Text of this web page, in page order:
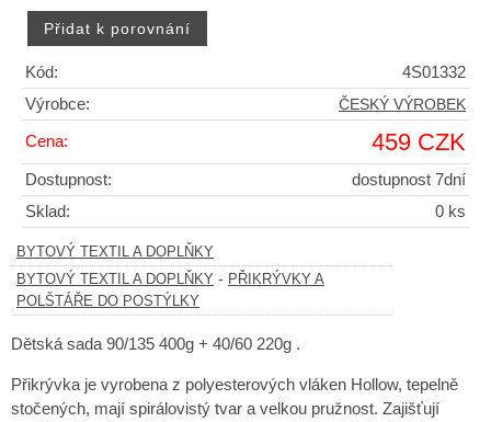
Kód:
4S01332
Výrobce:
ČESKÝ VÝROBEK
Cena: 459 CZK
Dostupnost:
dostupnost 7dní
Sklad:
0 ks
BYTOVÝ TEXTIL A DOPLŇKY
BYTOVÝ TEXTIL A DOPLŇKY - PŘIKRÝVKY A
POLŠTÁŘE DO POSTÝLKY
Dětská sada 90/135 400g + 40/60 220g .
Přikrývka je vyrobena z polyesterových vláken Hollow, tepelně
stočených, mají spirálovistý tvar a velkou pružnost. Zajišťují